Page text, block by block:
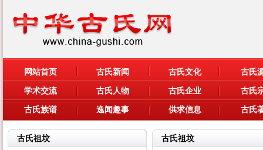
网站首页 古氏新闻 古氏文化
古氏
学术交流
古氏人物 古氏企业
古氏
古氏族谱
逸闻趣事 供求信息 古氏
古氏祖坟 古氏祖坟